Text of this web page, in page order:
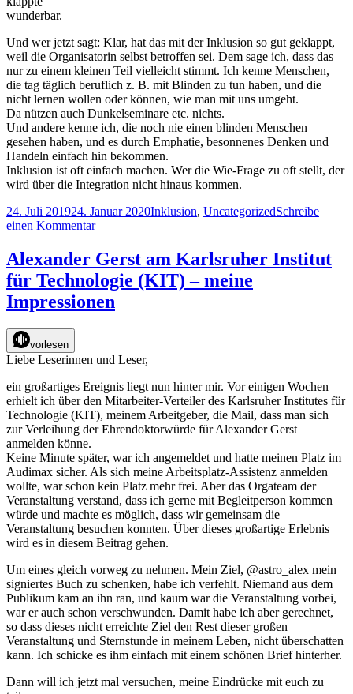
wunderbar.
Und wer jetzt sagt: Klar, hat das mit der Inklusion so gut geklappt,
weil die Organisatorin selbst betroffen sei. Dem sage ich, dass das
nur zu einem kleinen Teil vielleicht stimmt. Ich kenne Menschen,
die tag täglich beruflich z. B. mit Blinden zu tun haben, und die
nicht lernen wollen oder können, wie man mit uns umgeht.
Da nützen auch Dunkelseminare etc. nichts.
Und andere kenne ich, die noch nie einen blinden Menschen
gesehen haben, und es durch Emphatie, besonnenes Denken und
Handeln einfach hin bekommen.
Inklusion ist oft einfach machen. Wer die Wie-Frage zu oft stellt, der
wird über die Integration nicht hinaus kommen.
Veröffentlicht
am
24. Juli 201924. Januar 2020Kategorien
Inklusion, UncategorizedSchreibe
einen Kommentarzu
von
allen
Seiten
mein
Gundelfingen
Alexander Gerst am Karlsruher Institut
für Technologie (KIT) – meine
Impressionen
vorlesen
Liebe Leserinnen und Leser,
ein großartiges Ereignis liegt nun hinter mir. Vor einigen Wochen
erhielt ich über den Mitarbeiter-Verteiler des Karlsruher Institutes für
Technologie (KIT), meinem Arbeitgeber, die Mail, dass man sich
zur Verleihung der Ehrendoktorwürde für Alexander Gerst
anmelden könne.
Keine Minute später, war ich angemeldet und hatte meinen Platz im
Audimax sicher. Als sich meine Arbeitsplatz-Assistenz anmelden
wollte, war schon kein Platz mehr frei. Aber das Orgateam der
Veranstaltung verstand, dass ich gerne mit Begleitperson kommen
würde und machte es möglich, dass wir gemeinsam die
Veranstaltung besuchen konnten. Über dieses großartige Erlebnis
wird es in diesem Beitrag gehen.
Um eines gleich vorweg zu nehmen. Mein Ziel, @astro_alex mein
signiertes Buch zu schenken, habe ich verfehlt. Niemand aus dem
Publikum kam an ihn ran, und kaum war die Veranstaltung vorbei,
war er auch schon verschwunden. Damit habe ich aber gerechnet,
so dass dieses nicht erreichte Ziel den Rest dieser großen
Veranstaltung und Sternstunde in meinem Leben, nicht überschatten
kann. Ich schicke es ihm einfach mit einem schönen Brief hinterher.
Dann will ich jetzt mal versuchen, meine Eindrücke mit euch zu